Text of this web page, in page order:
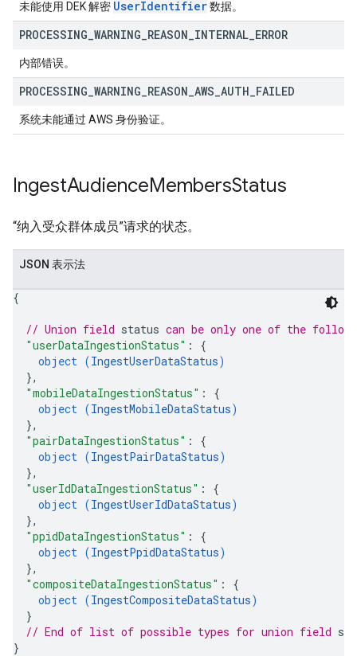
未能使用 DEK 解密 UserIdentifier数据。
PROCESSING WARNING REASON INTERNAL ERROR
内部错误。
PROCESSING WARNING REASON AWS AUTH FAILED
系统未能通过 AWS 身份验证。
IngestAudienceMembersStatus
“纳入受众群体成员”请求的状态。
JSON 表示法
{
// Union field status can be only one of the
"userDataIngestionStatus" : {
object (IngestUserDataStatus)
},
"mobileDataIngestionStatus" : {
object (IngestMobileDataStatus)
},
"pairDataIngestionStatus" : {
object (IngestPairDataStatus)
},
"userIdDataIngestionStatus" : {
object (IngestUserIdDataStatus)
},
"ppidDataIngestionStatus" : {
object (IngestPpidDataStatus)
},
"compositeDataIngestionStatus" : {
object (IngestCompositeDataStatus)
}
// End of list of possible types for union field
}